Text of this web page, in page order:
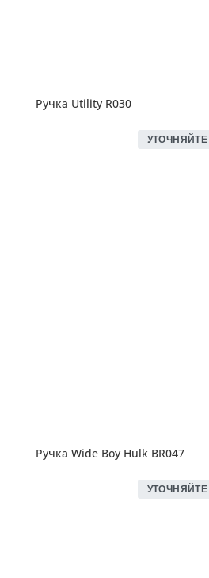
Ручка Utility R030
УТОЧНЯЙТЕ
Ручка Wide Boy Hulk BR047
УТОЧНЯЙТЕ